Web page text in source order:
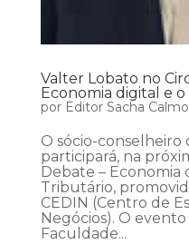
Valter Lobato no
Economia digital e
por Editor Sacha
O sócio-conselheiro
participará, na
Debate – Economia
Tributário,
CEDIN (Centro de
Negócios). O evento
Faculdade...